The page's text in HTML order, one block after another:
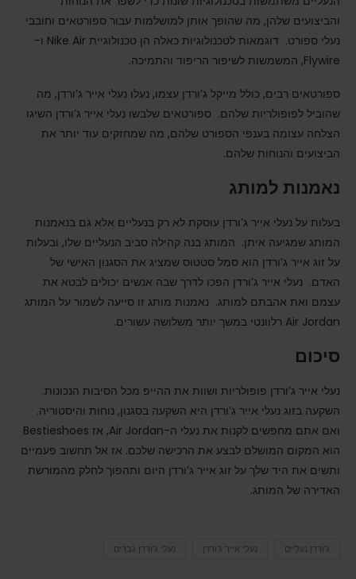
והביצועים שלהן, מה שהופך אותן למושלמות עבור ספורטאים וחובבי
נעלי ספורט. דוגמאות לטכנולוגיות כאלה הן טכנולוגיית Nike Air ו-
Flywire, המשמשות לשיפור הריפוד והתמיכה.
ספורטאים רבים, כולל מייקל ג’ורדן עצמו, נעלו נעלי אייר ג’ורדן, מה
שהוביל לפופולריות שלהם. ספורטאים שלבשו נעלי אייר ג’ורדן השיגו
הצלחה עצומה בענפי הספורט שלהם, מה שמחזקים עוד יותר את
הביצועים והנוחות שלהם.
נאמנות למותג
בעלות על נעלי אייר ג’ורדן עוסקת לא רק בנעליים אלא גם בנאמנות
המותג שמגיעה איתן. המותג בנה קהילה סביב הנעליים שלו, ובעלות
על זוג אייר ג’ורדן הוא סמל סטטוס שמציג את הסגנון האישי של
האדם. נעלי אייר ג’ורדן הפכו לדרך שבה אנשים יכולים לבטא את
עצמם ואת אהבתם למותג. נאמנות מותג זו סייעה לשמור על המותג
Air Jordan רלוונטי במשך יותר משלושה עשורים.
סיכום
נעלי אייר ג’ורדן פופולריות ושוות את ההייפ מכל הסיבות הנכונות.
השקעה בזוג נעלי אייר ג’ורדן היא השקעה בסגנון, נוחות והיסטוריה.
ואם אתם מחפשים לקנות את נעלי ה-Air Jordan, אז Bestieshoes
הוא המקום המושלם לבצע את הרכישה שלכם. אז אל תחשוב פעמיים
ותשים את היד שלך על זוג אייר ג’ורדן היום ותהפוך לחלק מהמורשת
האדירה של המותג.
ג'ורדן נעליים נעלי אייר ג'ורדן נעלי ג'ורדן גברים